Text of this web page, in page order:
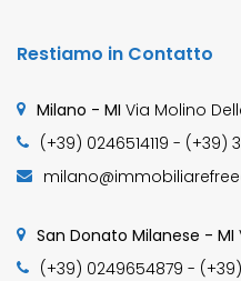
Restiamo in Contatto
Milano - MI Via Molino
(+39) 0246514119 - (+39)
San Donato Milanese - MI
(+39) 0249654879 -